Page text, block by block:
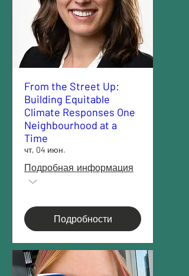
From the Street Up:
Building Equitable
Climate Responses One
Neighbourhood at a
Time
чт, 04 июн.
Подробная информация
Подробности